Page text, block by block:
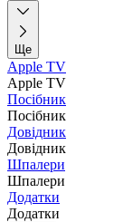
Ще
Apple TV
Apple TV
Посібник
Посібник
Довідник
Довідник
Шпалери
Шпалери
Додатки
Додатки